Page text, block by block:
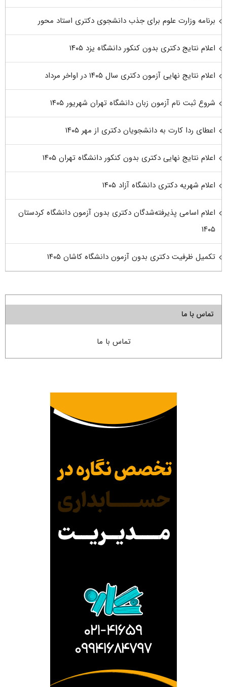
برنامه وزارت علوم برای جذب دانشجوی دکتری استاد محور
اعلام نتایج دکتری بدون کنکور دانشگاه یزد ۱۴۰۵
اعلام نتایج نهایی آزمون دکتری سال ۱۴۰۵ در اواخر مرداد
شروع ثبت نام آزمون زبان دانشگاه تهران شهریور ۱۴۰۵
اعطای ردا کارت به دانشجویان دکتری از مهر ۱۴۰۵
اعلام نتایج نهایی دکتری بدون کنکور دانشگاه تهران ۱۴۰۵
اعلام شهریه دکتری دانشگاه آزاد ۱۴۰۵
اعلام اسامی پذیرفته‌شدگان دکتری بدون آزمون دانشگاه کردستان
۱۴۰۵
تکمیل ظرفیت دکتری بدون آزمون دانشگاه کاشان ۱۴۰۵
تماس با ما
تماس با ما